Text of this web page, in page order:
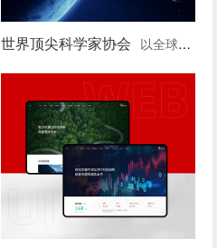
世界顶尖科学家协会 以全球顶尖科学家为主体的协会